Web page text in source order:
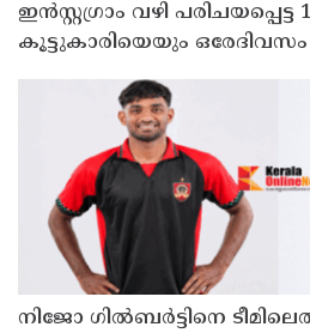
ഇൻസ്റ്റഗ്രാം വഴി
കൂട്ടുകാരിയെയും ഒരേദിവസം
നഗ്നദൃശ്യം പകര്‍ത്തി: കണ്ണൂർ
സ്വദേശിയായ 23 വയസുകാരൻ
നിജോ ഗിൽബർട്ടിനെ